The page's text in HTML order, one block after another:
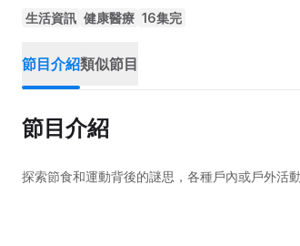
生活資訊 健康醫療 16集完
節目介紹類似節目
節目介紹
探索節食和運動背後的謎思，各種戶內或戶外活